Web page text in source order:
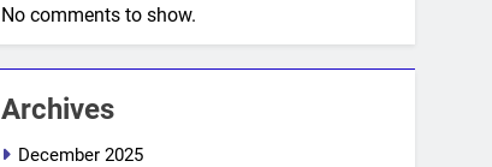
No comments to show.
Archives
December 2025